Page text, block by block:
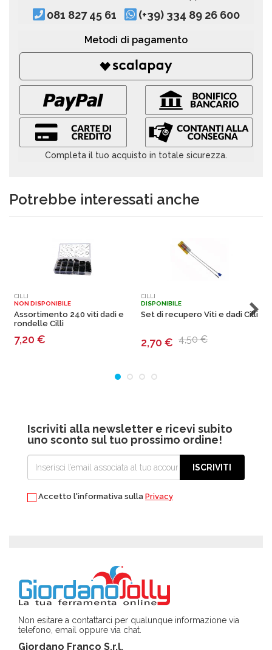
081 827 45 61 (+39) 334 89 26 600
Metodi di pagamento
Completa il tuo acquisto in totale sicurezza.
Potrebbe interessati anche
CILLI
NON DISPONIBILE
Assortimento 240 viti dadi e
rondelle Cilli
7,20 €
CILLI
DISPONIBILE
Set di recupero Viti e dadi Cilli
2,70 € 4,50 €
Iscriviti alla newsletter e ricevi subito
uno sconto sul tuo prossimo ordine!
ISCRIVITI
Accetto l'informativa sulla Privacy
Non esitare a contattarci per qualunque informazione via
telefono, email oppure via chat.
Giordano Franco S.r.l.